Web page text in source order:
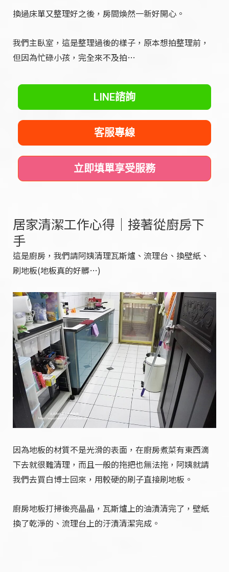
換過床單又整理好之後，房間煥然一新好開心。
我們主臥室，這是整理過後的樣子，原本想拍整理前，
但因為忙碌小孩，完全來不及拍…
LINE諮詢
客服專線
立即填單享受服務
居家清潔工作心得｜接著從廚房下
手
這是廚房，我們請阿姨清理瓦斯爐、流理台、換壁紙、
刷地板(地板真的好髒…)
因為地板的材質不是光滑的表面，在廚房煮菜有東西滴
下去就很難清理，而且一般的拖把也無法拖，阿姨就請
我們去買白博士回來，用較硬的刷子直接刷地板。
廚房地板打掃後亮晶晶，瓦斯爐上的油漬清完了，壁紙
換了乾淨的、流理台上的汙漬清潔完成。